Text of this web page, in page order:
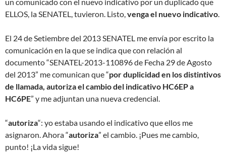
ELLOS, la SENATEL, tuvieron. Listo,venga el nuevo indicativo.
El 24 de Setiembre del 2013 SENATEL me envía por escrito la
comunicación en la que se indica que con relación al
documento “SENATEL-2013-110896 de Fecha 29 de Agosto
del 2013” me comunican que “por duplicidad en los distintivos
de llamada, autoriza el cambio del indicativo HC6EP a
HC6PE” y me adjuntan una nueva credencial.
“autoriza“: yo estaba usando el indicativo que ellos me
asignaron. Ahora “autoriza” el cambio. ¡Pues me cambio,
punto! ¡La vida sigue!